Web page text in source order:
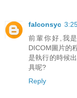
falconsyc
前輩你好,我
DICOM圖片的
是執行的時候
具呢?
Reply